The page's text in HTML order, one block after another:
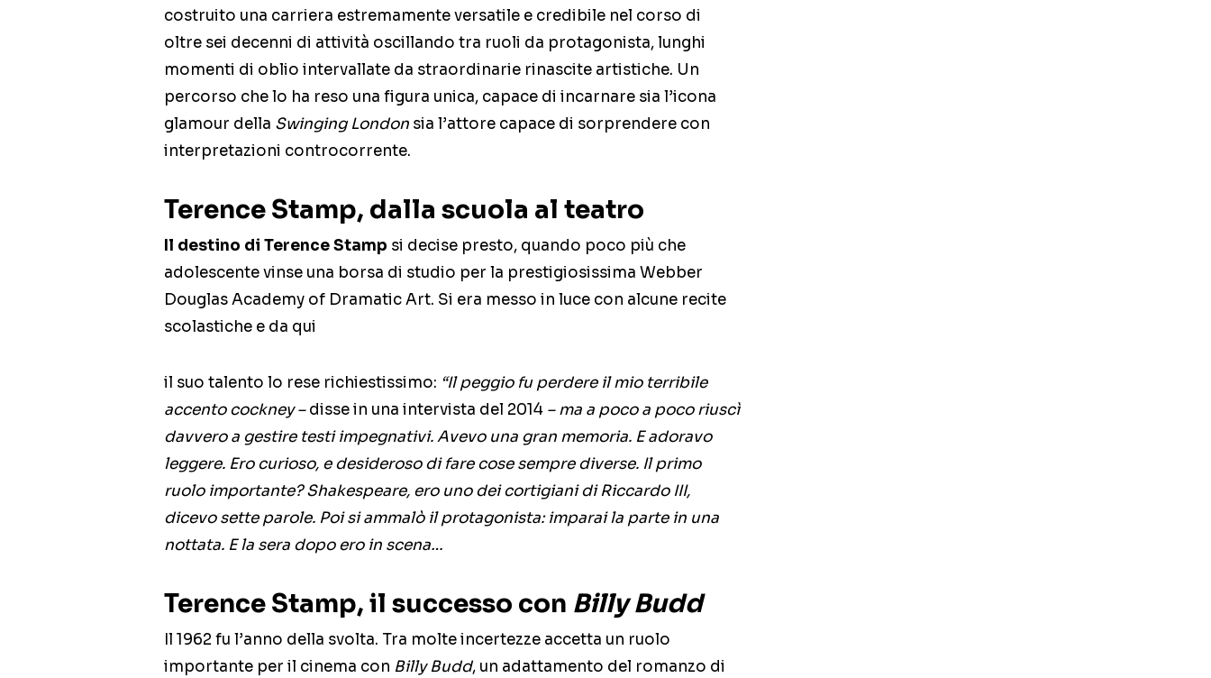
costruito una carriera estremamente versatile e credibile nel corso di
oltre sei decenni di attività oscillando tra ruoli da protagonista, lunghi
momenti di oblio intervallate da straordinarie rinascite artistiche. Un
percorso che lo ha reso una figura unica, capace di incarnare sia l’icona
glamour della Swinging London sia l’attore capace di sorprendere con
interpretazioni controcorrente.
Terence Stamp, dalla scuola al teatro
Il destino di Terence Stamp si decise presto, quando poco più che
adolescente vinse una borsa di studio per la prestigiosissima Webber
Douglas Academy of Dramatic Art. Si era messo in luce con alcune recite
scolastiche e da qui
il suo talento lo rese richiestissimo: “Il peggio fu perdere il mio terribile
accento cockney –disse in una intervista del 2014 – ma a poco a poco riuscì
davvero a gestire testi impegnativi. Avevo una gran memoria. E adoravo
leggere. Ero curioso, e desideroso di fare cose sempre diverse. Il primo
ruolo importante? Shakespeare, ero uno dei cortigiani di Riccardo III,
dicevo sette parole. Poi si ammalò il protagonista: imparai la parte in una
nottata. E la sera dopo ero in scena…
Terence Stamp, il successo con Billy Budd
Il 1962 fu l’anno della svolta. Tra molte incertezze accetta un ruolo
importante per il cinema con Billy Budd, un adattamento del romanzo di